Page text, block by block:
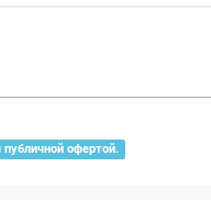
офертой.